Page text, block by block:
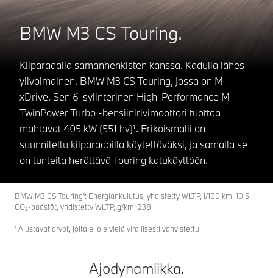
BMW M3 CS Touring.
Kilparadalla samanhenkisten kanssa. Kadulla lähes
ylivoimainen. BMW M3 CS Touring, jossa on M
xDrive. Sen 6-sylinterinen High-Performance M
TwinPower Turbo -bensiinirivimoottori tuottaa
mahtavat 405 kW (551 hv)¹. Erikoismalli on
suunniteltu kilparadoilla käytettäväksi, ja samalla se
on tunteita herättävä Touring katukäyttöön.
BMW M3 CS Touring¹: Energiankulutus, yhdistetty WLTP, l/100 km: 10,5;
CO₂-päästöt, yhdistetty WLTP, g/km: 238
¹ Alustavat arvot, joita ei ole vielä virallisesti vahvistettu.
Ajodynamiikka.